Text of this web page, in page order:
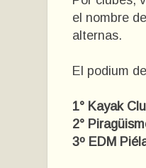
el nombre
alternas.
El podium
1° Kayak
2°
3º EDM